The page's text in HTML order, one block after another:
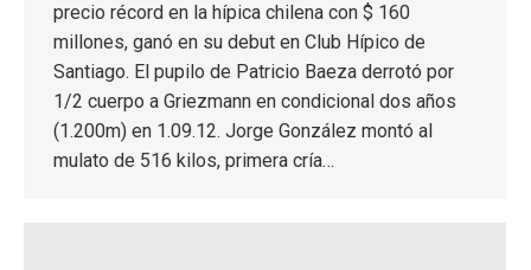
precio récord en la hípica chilena con $ 160
millones, ganó en su debut en Club Hípico de
Santiago. El pupilo de Patricio Baeza derrotó por
1/2 cuerpo a Griezmann en condicional dos años
(1.200m) en 1.09.12. Jorge González montó al
mulato de 516 kilos, primera cría…